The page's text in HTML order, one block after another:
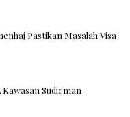
Pastikan Masalah Visa
Sudirman